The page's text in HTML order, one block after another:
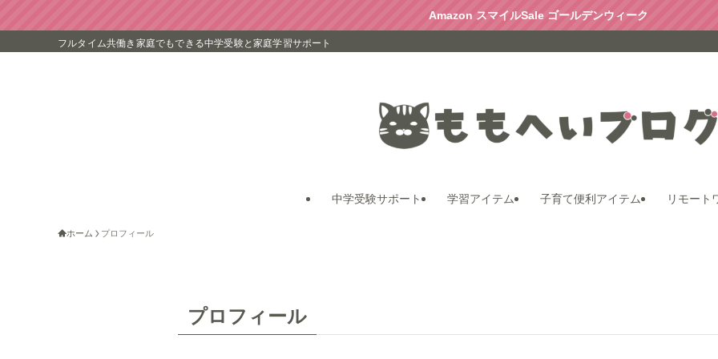
Amazon スマイルSale ゴールデンウィーク
フルタイム共働き家庭でもできる中学受験と家庭学習サポート
中学受験サポート 学習アイテム 子育て便利アイテム リモート
ホーム プロフィール
プロフィール